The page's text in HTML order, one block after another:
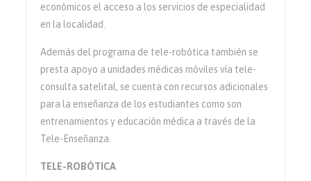
económicos el acceso a los servicios de especialidad
en la localidad.
Además del programa de tele-robótica también se
presta apoyo a unidades médicas móviles vía tele-
consulta satelital, se cuenta con recursos adicionales
para la enseñanza de los estudiantes como son
entrenamientos y educación médica a través de la
Tele-Enseñanza.
TELE-ROBÓTICA